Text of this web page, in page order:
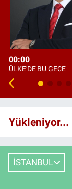
00:00
ÜLKE'DE BU GECE
Yükleniyor...
İSTANBUL